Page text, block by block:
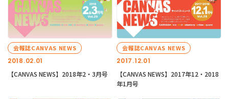
2018.02.01
会報誌CANVAS NEWS
【CANVAS NEWS】2018年2・3月号
2017.12.01
会報誌CANVAS NEWS
【CANVAS NEWS】2017年12・2018
年1月号